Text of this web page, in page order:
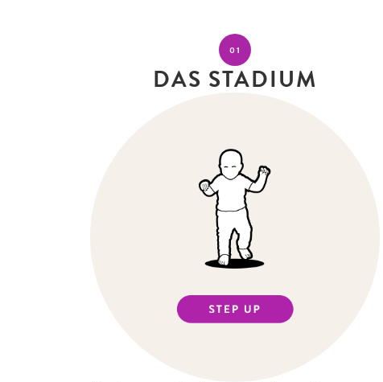
01
DAS STADIUM